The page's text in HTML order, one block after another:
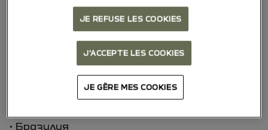
средство по регистрационен номер за
следните държави:
• Обединеното кралство
• Нидерландия
• Бразилия
JE REFUSE LES COOKIES
J'ACCEPTE LES COOKIES
JE GÈRE MES COOKIES